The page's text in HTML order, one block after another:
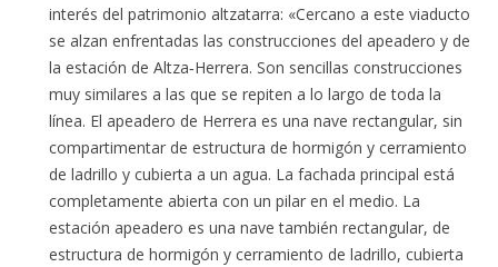
interés del patrimonio altzatarra: «Cercano a este viaducto
se alzan enfrentadas las construcciones del apeadero y de
la estación de Altza‑Herrera. Son sencillas construcciones
muy similares a las que se repiten a lo largo de toda la
línea. El apeadero de Herrera es una nave rectangular, sin
compartimentar de estructura de hormigón y cerramiento
de ladrillo y cubierta a un agua. La fachada principal está
completamente abierta con un pilar en el medio. La
estación apeadero es una nave también rectangular, de
estructura de hormigón y cerramiento de ladrillo, cubierta